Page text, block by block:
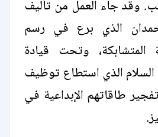
وقد جاء العمل من تأليف
الذي برع في رسم
المتشابكة، وتحت قيادة
الذي استطاع توظيف
طاقاتهم الإبداعية في